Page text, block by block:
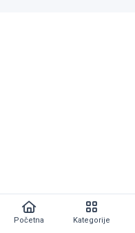
Početna Kategorije